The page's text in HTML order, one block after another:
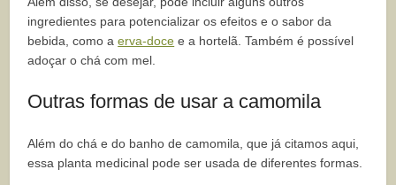
ingredientes para potencializar os efeitos e o sabor da
bebida, como aerva-doce e a hortelã. Também é possível
adoçar o chá com mel.
Outras formas de usar a camomila
Além do chá e do banho de camomila, que já citamos aqui,
essa planta medicinal pode ser usada de diferentes formas.